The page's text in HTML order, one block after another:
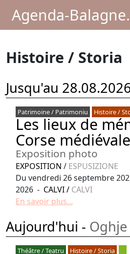
Agenda-
Histoire / Storia
Jusqu'au
Patrimoine / Patrimoniu Histoire /
Les lieux de
Corse médiévale
Exposition photo
EXPOSITION / ESPUSIZIONE
Du vendredi 26 septembre
2026 - CALVI/ CALVI
En savoir plus...
Aujourd'hui - Oghje
Théâtre / Teatru Histoire / Storia